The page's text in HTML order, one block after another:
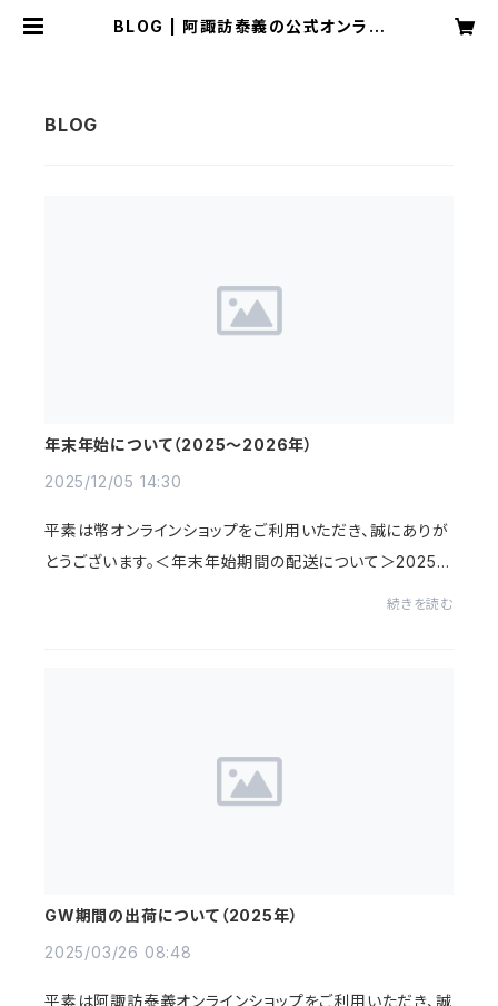
BLOG | 阿諏訪泰義の公式オンライ
年末年始について（2025～2026年）
2025/12/05 14:30
平素は幣オンラインショップをご利用いただき、誠にありが
とうございます。＜年末年始期間の配送について＞2025年
続きを読む
GW期間の出荷について（2025年）
2025/03/26 08:48
平素は阿諏訪泰義オンラインショップをご利用いただき、誠